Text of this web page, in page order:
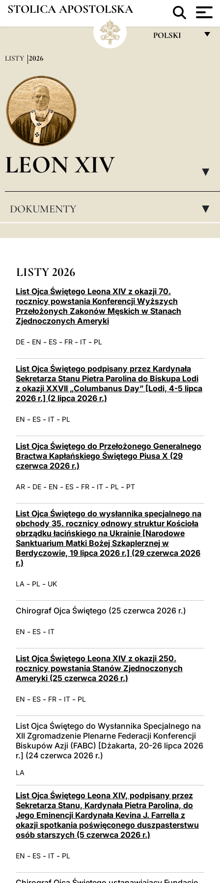
STOLICA APOSTOLSKA
POLSKI
العربيّة
LISTY 2026
LEON XIV ▸
DOKUMENTY ▸
LISTY 2026
List Ojca Świętego Leona XIV z okazji 70.
rocznicy powstania Konferencji Wyższych
Przełożonych Zakonów Męskich w Stanach
Zjednoczonych Ameryki
DE - EN - ES - FR - IT - PL
List Ojca Świętego podpisany przez Kardynała
Sekretarza Stanu Pietra Parolina do Biskupa Lodi
z okazji XXVII „Columbanus Day” [Lodi, 4-5 lipca
2026 r.] (2 lipca 2026 r.)
EN - ES - IT - PL
List Ojca Świętego do Przełożonego Generalnego
Bractwa Kapłańskiego Świętego Piusa X (29
czerwca 2026 r.)
AR - DE - EN - ES - FR - IT - PL - PT
List Ojca Świętego do wysłannika specjalnego na
obchody 35. rocznicy odnowy struktur Kościoła
obrządku łacińskiego na Ukrainie [Narodowe
Sanktuarium Matki Bożej Szkaplerznej w
Berdyczowie, 19 lipca 2026 r.] (29 czerwca 2026
r.)
LA - PL - UK
Chirograf Ojca Świętego (25 czerwca 2026 r.)
EN - ES - IT
List Ojca Świętego Leona XIV z okazji 250.
rocznicy powstania Stanów Zjednoczonych
Ameryki (25 czerwca 2026 r.)
EN - ES - FR - IT - PL
List Ojca Świętego do Wysłannika Specjalnego na
XII Zgromadzenie Plenarne Federacji Konferencji
Biskupów Azji (FABC) [Dżakarta, 20-26 lipca 2026
r.] (24 czerwca 2026 r.)
LA
List Ojca Świętego Leona XIV, podpisany przez
Sekretarza Stanu, Kardynała Pietra Parolina, do
Jego Eminencji Kardynała Kevina J. Farrella z
okazji spotkania poświęconego duszpasterstwu
osób starszych (5 czerwca 2026 r.)
EN - ES - IT - PL